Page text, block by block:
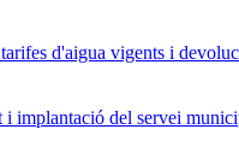
d'aigua vigents i
implantació del servei